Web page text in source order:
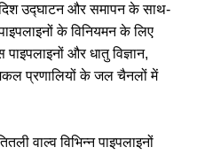
उद्घाटन और समापन के साथ-
के विनियमन के लिए
और धातु विज्ञान,
प्रणालियों के जल चैनलों में
वाल्व विभिन्न पाइपलाइनों